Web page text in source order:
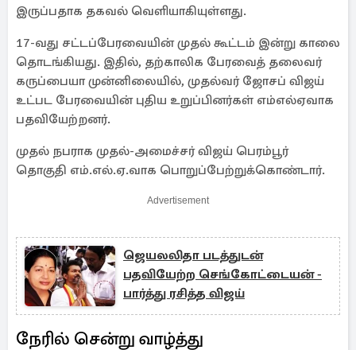
இருப்பதாக தகவல் வெளியாகியுள்ளது.
17-வது சட்​டப்​பேர​வை​யின் முதல் கூட்​டம் இன்று காலை
தொடங்கியது. இதில், தற்​காலிக பேர​வைத் தலைவர்
கருப்பையா முன்​னிலை​யில், முதல்​வர் ஜோசப் விஜய்
உட்பட பேரவை​யின் புதிய உறுப்​பினர்​கள் எம்​எல்​ஏ​வாக
பதவி​யேற்றனர்.
முதல் நபராக முதல்-அமைச்சர் விஜய் பெரம்பூர்
தொகுதி எம்.எல்.ஏ.வாக பொறுப்பேற்றுக்கொண்டார்.
Advertisement
ஜெயலலிதா படத்துடன்
பதவியேற்ற செங்கோட்டையன் -
பார்த்து ரசித்த விஜய்
நேரில் சென்று வாழ்த்து